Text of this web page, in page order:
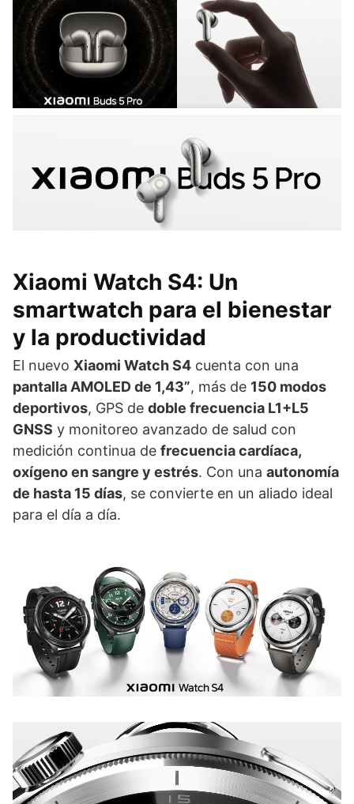
Xiaomi Watch S4: Un
smartwatch para el bienestar
y la productividad
El nuevo Xiaomi Watch S4 cuenta con una
pantalla AMOLED de 1,43”, más de 150 modos
deportivos, GPS de doble frecuencia L1+L5
GNSS y monitoreo avanzado de salud con
medición continua de frecuencia cardíaca,
oxígeno en sangre y estrés. Con una autonomía
de hasta 15 días, se convierte en un aliado ideal
para el día a día.